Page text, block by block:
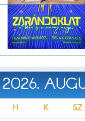
2026.
H K SZ